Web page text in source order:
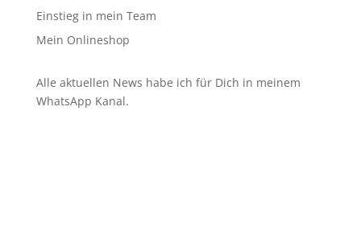
Einstieg in mein Team
Mein Onlineshop
Alle aktuellen News habe ich für Dich in meinem
WhatsApp Kanal.